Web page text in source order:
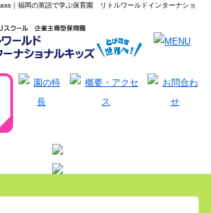
｜福岡の英語で学ぶ保育園 リトルワールドインターナショ